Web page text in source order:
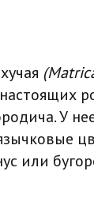
У
или